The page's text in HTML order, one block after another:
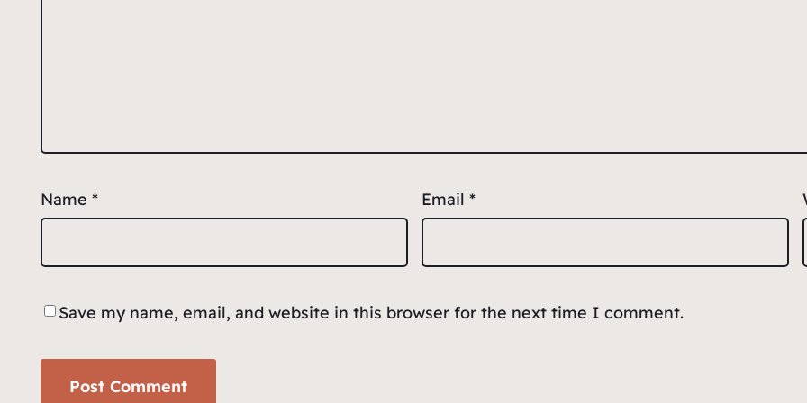
Name * Email *
Save my name, email, and website in this browser for the next time I comment.